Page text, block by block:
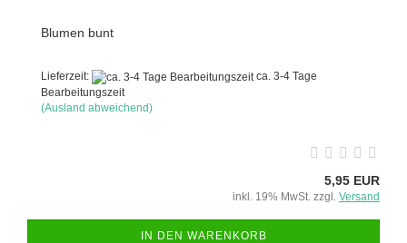
Blumen bunt
Lieferzeit:
ca. 3-4 Tage
Bearbeitungszeit
(Ausland abweichend)
5,95 EUR
inkl. 19% MwSt. zzgl. Versand
IN DEN WARENKORB